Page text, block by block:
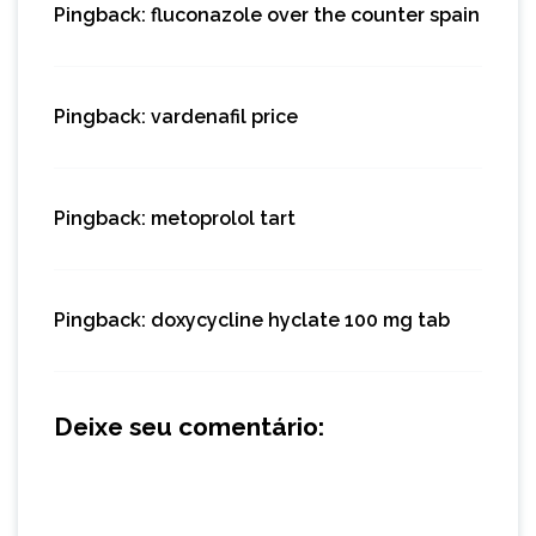
Pingback: fluconazole over the counter spain
Pingback: vardenafil price
Pingback: metoprolol tart
Pingback: doxycycline hyclate 100 mg tab
Deixe seu comentário: